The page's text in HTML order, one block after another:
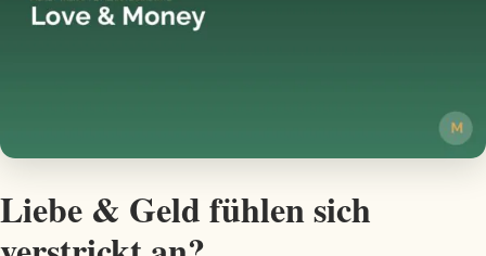
Liebe & Geld fühlen sich